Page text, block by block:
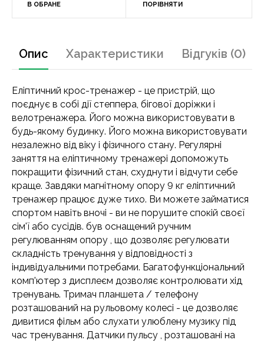
В ОБРАНЕ ПОРІВНЯТИ
Опис Характеристики Відгуків (0)
Еліптичний крос-тренажер - це пристрій, що
поєднує в собі дії степпера, бігової доріжки і
велотренажера. Його можна використовувати в
будь-якому будинку. Його можна використовувати
незалежно від віку і фізичного стану. Регулярні
заняття на еліптичному тренажері допоможуть
покращити фізичний стан, схуднути і відчути себе
краще. Завдяки магнітному опору 9 кг еліптичний
тренажер працює дуже тихо. Ви можете займатися
спортом навіть вночі - ви не порушите спокій своєї
сім'ї або сусідів. був оснащений ручним
регулюванням опору , що дозволяє регулювати
складність тренування у відповідності з
індивідуальними потребами. Багатофункціональний
комп'ютер з дисплеєм дозволяє контролювати хід
тренувань. Тримач планшета / телефону
розташований на рульовому колесі - це дозволяє
дивитися фільм або слухати улюблену музику під
час тренування. Датчики пульсу , розташовані на